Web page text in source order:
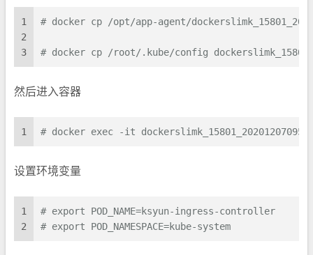
1
2
3
# docker cp /opt/app-agent/
# docker cp /root/.kube/config
然后进入容器
1 # docker exec -it
设置环境变量
1
2
# export POD_NAME=ksyun-ingress-controller
# export POD_NAMESPACE=kube-system